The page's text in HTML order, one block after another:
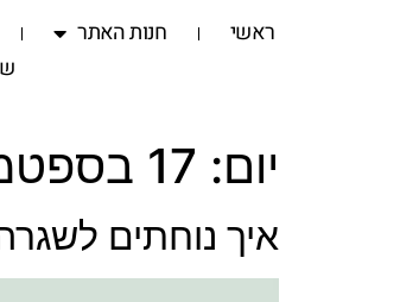
ראשי חנות האתר
יום: 17 בספטמבר 2021
איך נוחתים